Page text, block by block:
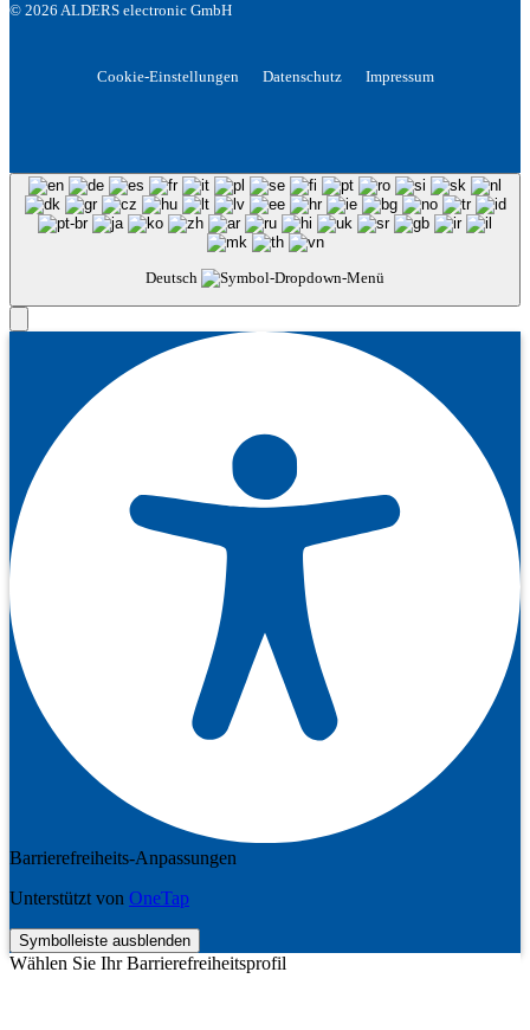
© 2026 ALDERS electronic GmbH
Cookie-Einstellungen Datenschutz Impressum
Deutsch
Barrierefreiheits-Anpassungen
Unterstützt von OneTap
Symbolleiste ausblenden
Wählen Sie Ihr Barrierefreiheitsprofil